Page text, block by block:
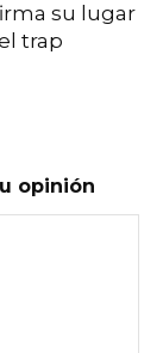
su lugar
trap
opinión